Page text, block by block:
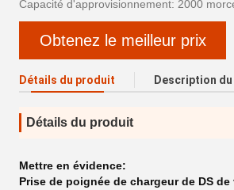
Capacité d'approvisionnement: 2000
Obtenez le meilleur prix
Détails du produit Description
Détails du produit
Mettre en évidence:
Prise de poignée de chargeur de DS